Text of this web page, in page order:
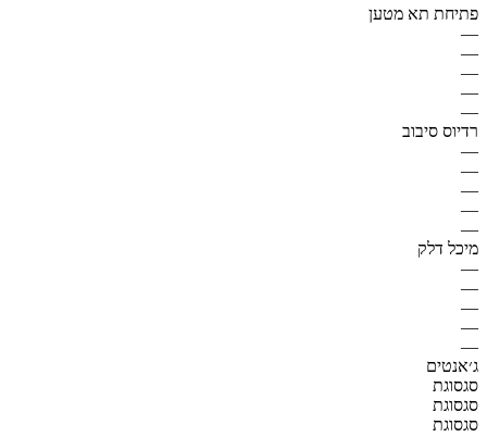
פתיחת תא מטען
—
—
—
—
—
רדיוס סיבוב
—
—
—
—
—
מיכל דלק
—
—
—
—
—
ג׳אנטים
סגסוגת
סגסוגת
סגסוגת